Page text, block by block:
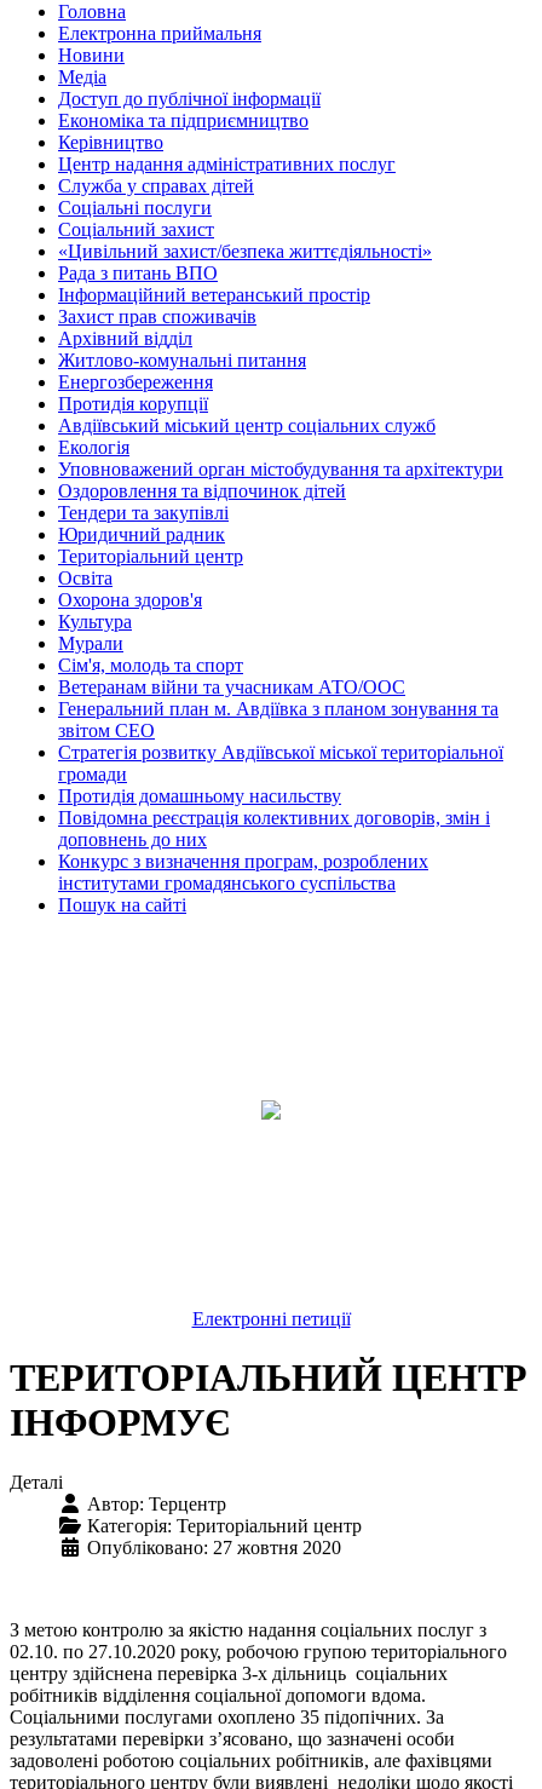
Головна
Електронна приймальня
Новини
Медіа
Доступ до публічної інформації
Економіка та підприємництво
Керівництво
Центр надання адміністративних послуг
Служба у справах дітей
Соціальні послуги
Соціальний захист
«Цивільний захист/безпека життєдіяльності»
Рада з питань ВПО
Інформаційний ветеранський простір
Захист прав споживачів
Архівний відділ
Житлово-комунальні питання
Енергозбереження
Протидія корупції
Авдіївський міський центр соціальних служб
Екологія
Уповноважений орган містобудування та архітектури
Оздоровлення та відпочинок дітей
Тендери та закупівлі
Юридичний радник
Територіальний центр
Освіта
Охорона здоров'я
Культура
Мурали
Сім'я, молодь та спорт
Ветеранам війни та учасникам АТО/ООС
Генеральний план м. Авдіївка з планом зонування та
звітом СЕО
Стратегія розвитку Авдіївської міської територіальної
громади
Протидія домашньому насильству
Повідомна реєстрація колективних договорів, змін і
доповнень до них
Конкурс з визначення програм, розроблених
інститутами громадянського суспільства
Пошук на сайті
Електронні петиції
ТЕРИТОРІАЛЬНИЙ ЦЕНТР
ІНФОРМУЄ
Деталі
Автор: Терцентр
Категорія: Територіальний центр
Опубліковано: 27 жовтня 2020
З метою контролю за якістю надання соціальних послуг з
02.10. по 27.10.2020 року, робочою групою територіального
центру здійснена перевірка 3-х дільниць соціальних
робітників відділення соціальної допомоги вдома.
Соціальними послугами охоплено 35 підопічних. За
результатами перевірки з’ясовано, що зазначені особи
задоволені роботою соціальних робітників, але фахівцями
територіального центру були виявлені недоліки щодо якості